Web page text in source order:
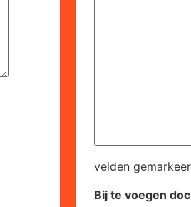
velden
Bij te voegen